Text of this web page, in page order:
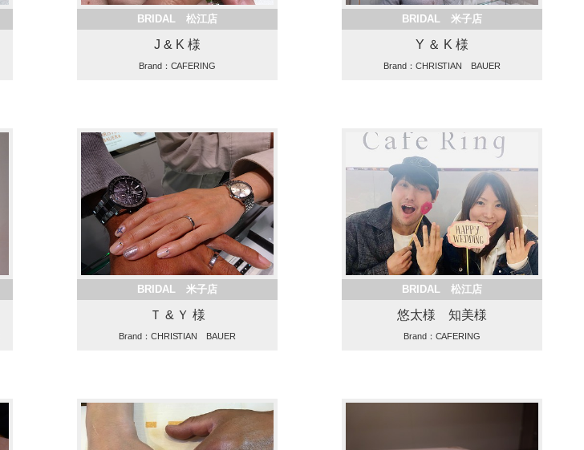
BRIDAL 松江店
J & K 様
Brand：CAFERING
BRIDAL 米子店
Y ＆ K 様
Brand：CHRISTIAN BAUER
BRIDAL 米子店
Ｔ & Ｙ 様
Brand：CHRISTIAN BAUER
BRIDAL 松江店
悠太様 知美様
Brand：CAFERING